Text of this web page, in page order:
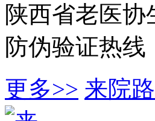
陕西省老医
防伪验证热线
更多>> 来院